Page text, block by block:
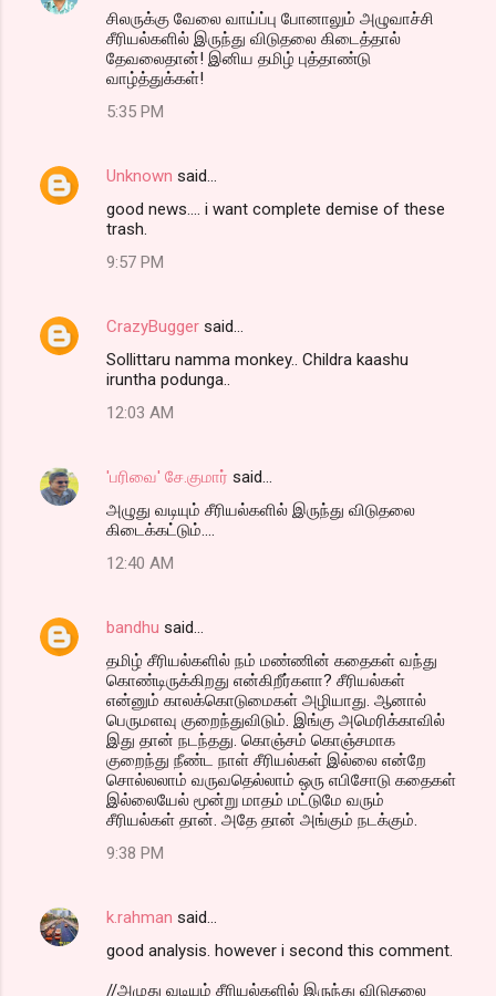
சிலருக்கு வேலை வாய்ப்பு போனாலும் அழுவாச்சி
சீரியல்களில் இருந்து விடுதலை கிடைத்தால்
தேவலைதான்! இனிய தமிழ் புத்தாண்டு
வாழ்த்துக்கள்!
5:35 PM
Unknown said…
good news.... i want complete demise of these
trash.
9:57 PM
CrazyBugger said…
Sollittaru namma monkey.. Childra kaashu
iruntha podunga..
12:03 AM
'பரிவை' சே.குமார் said…
அழுது வடியும் சீரியல்களில் இருந்து விடுதலை
கிடைக்கட்டும்....
12:40 AM
bandhu said…
தமிழ் சீரியல்களில் நம் மண்ணின் கதைகள் வந்து
கொண்டிருக்கிறது என்கிறீர்களா? சீரியல்கள்
என்னும் காலக்கொடுமைகள் அழியாது. ஆனால்
பெருமளவு குறைந்துவிடும். இங்கு அமெரிக்காவில்
இது தான் நடந்தது. கொஞ்சம் கொஞ்சமாக
குறைந்து நீண்ட நாள் சீரியல்கள் இல்லை என்றே
சொல்லலாம் வருவதெல்லாம் ஒரு எபிசோடு கதைகள்
இல்லையேல் மூன்று மாதம் மட்டுமே வரும்
சீரியல்கள் தான். அதே தான் அங்கும் நடக்கும்.
9:38 PM
k.rahman said…
good analysis. however i second this comment.
//அழுது வடியும் சீரியல்களில் இருந்து விடுதலை